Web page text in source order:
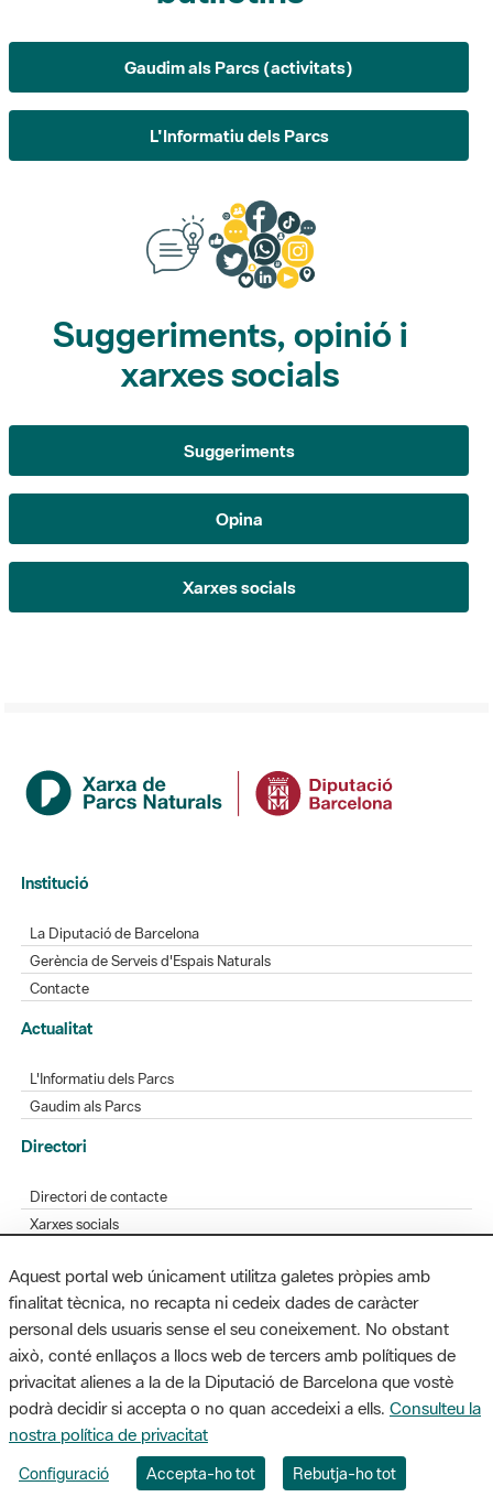
L'Informatiu dels Parcs
Suggeriments, opinió i
xarxes socials
Suggeriments
Opina
Xarxes socials
Institució
Gerència de Serveis d'Espais Naturals
Actualitat
L'Informatiu dels Parcs
Gaudim als Parcs
Directori de contacte
Xarxes socials
Bústia de suggeriments
Opineu sobre els parcs
MAPA WEB AVÍS LEGAL ACCESSIBILITAT
Diputació de Barcelona. Edifici Llacuna, 1a planta. Badajoz, 49. 08005
Barcelona. Tel. 934 022 428 / xarxaparcs@diba.cat
Aquest portal web únicament utilitza galetes pròpies amb
finalitat tècnica, no recapta ni cedeix dades de caràcter
personal dels usuaris sense el seu coneixement. No obstant
això, conté enllaços a llocs web de tercers amb polítiques de
privacitat alienes a la de la Diputació de Barcelona que vostè
podrà decidir si accepta o no quan accedeixi a ells. Consulteu la
nostra política de privacitat
Configuració Accepta-ho tot Rebutja-ho tot